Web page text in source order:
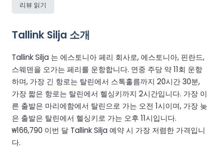
리뷰 읽기
Tallink Silja 소개
Tallink Silja 는 에스토니아 페리 회사로, 에스토니아, 핀란드,
스웨덴을 오가는 페리를 운항합니다. 연중 주당 약 11회 운항
하며, 가장 긴 항로는 탈린에서 스톡홀름까지 20시간 30분,
가장 짧은 항로는 탈린에서 헬싱키까지 2시간입니다. 가장 이
른 출발은 마리에함에서 탈린으로 가는 오전 1시이며, 가장 늦
은 출발은 탈린에서 헬싱키로 가는 오후 11시입니다.
₩166,790 이번 달 Tallink Silja 예약 시 가장 저렴한 가격입니
다.